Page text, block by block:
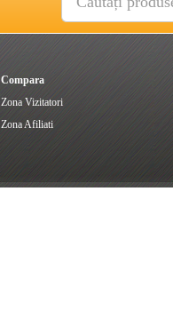
Compara
Zona Vizitatori
Zona Afiliati